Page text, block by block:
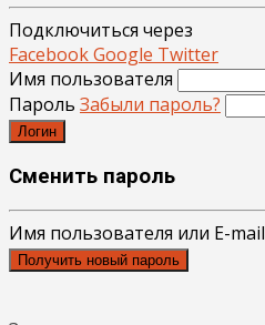
Подключиться через
FacebookGoogle Twitter
Имя пользователя
Пароль Забыли пароль?
Логин
Сменить пароль
Имя пользователя или E-mail
Получить новый пароль